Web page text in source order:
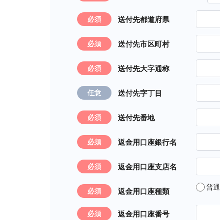
必須 送付先都道府県
必須 送付先市区町村
必須 送付先大字通称
任意 送付先字丁目
必須 送付先番地
必須 返金用口座銀行名
必須 返金用口座支店名
必須 返金用口座種類 普通
必須 返金用口座番号